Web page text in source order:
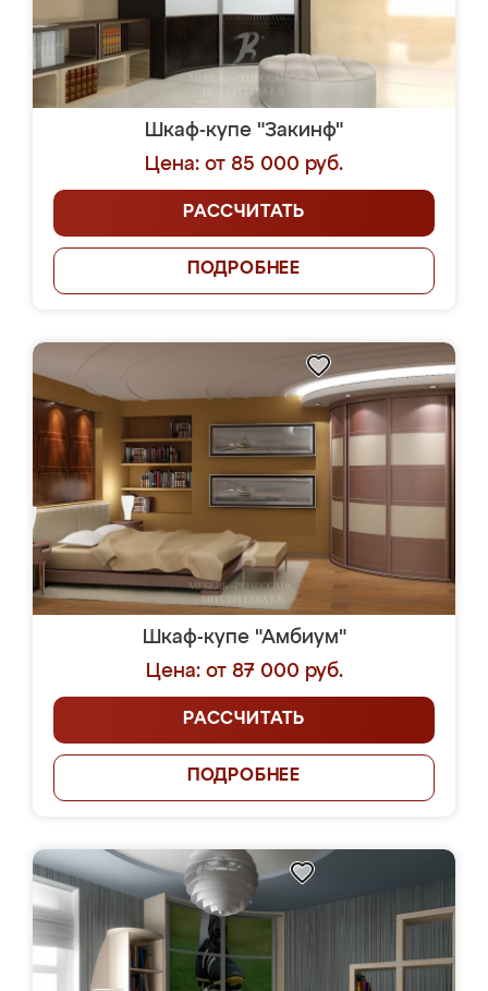
Шкаф-купе "Закинф"
Цена: от 85 000 руб.
РАССЧИТАТЬ
ПОДРОБНЕЕ
Шкаф-купе "Амбиум"
Цена: от 87 000 руб.
РАССЧИТАТЬ
ПОДРОБНЕЕ